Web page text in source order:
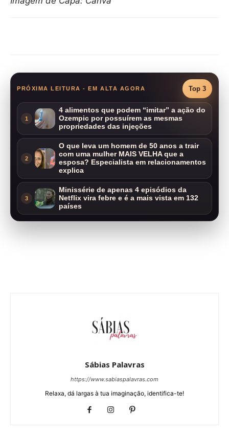
PRÓXIMA LEITURA - EM ALTA AGORA Top 3
1
4 alimentos que podem “imitar” a ação do
Ozempic por possuírem as mesmas
propriedades das injeções
2
O que leva um homem de 50 anos a trair
com uma mulher MAIS VELHA que a
esposa? Especialista em relacionamentos
explica
3
Minissérie de apenas 4 episódios da
Netflix vira febre e é a mais vista em 132
países
Sábias Palavras
https://www.sabiaspalavras.com
Relaxa, dá largas à tua imaginação, identifica-te!